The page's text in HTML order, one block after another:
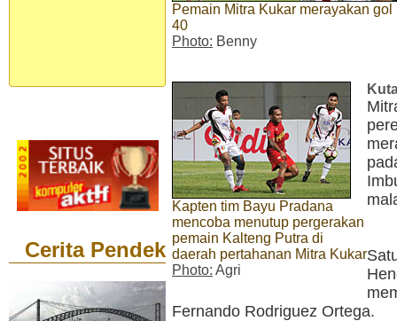
Cerita Pendek
Pemain Mitra Kukar merayakan
40
Photo: Benny
Kapten tim Bayu Pradana
mencoba menutup pergerakan
pemain Kalteng Putra di
daerah pertahanan Mitra Kukar
Photo: Agri
Fernando Rodriguez Ortega.